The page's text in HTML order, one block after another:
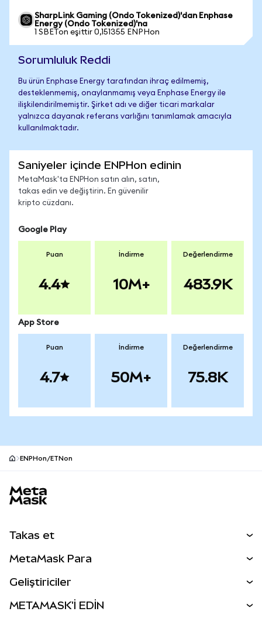
SharpLink Gaming (Ondo Tokenized)'dan Enphase
Energy (Ondo Tokenized)'na
1 SBETon eşittir 0,151355 ENPHon
Sorumluluk Reddi
Bu ürün Enphase Energy tarafından ihraç edilmemiş,
desteklenmemiş, onaylanmamış veya Enphase Energy ile
ilişkilendirilmemiştir. Şirket adı ve diğer ticari markalar
yalnızca dayanak referans varlığını tanımlamak amacıyla
kullanılmaktadır.
Saniyeler içinde ENPHon edinin
MetaMask'ta ENPHon satın alın, satın,
takas edin ve değiştirin. En güvenilir
kripto cüzdanı.
Google Play
Puan
4.4
İndirme
10M+
Değerlendirme
483.9K
App Store
Puan
4.7
İndirme
50M+
Değerlendirme
75.8K
ENPHon/ETNon
Takas et
Perps
RWA'lar
MetaMask Para
Geliştiriciler
METAMASK'İ EDİN